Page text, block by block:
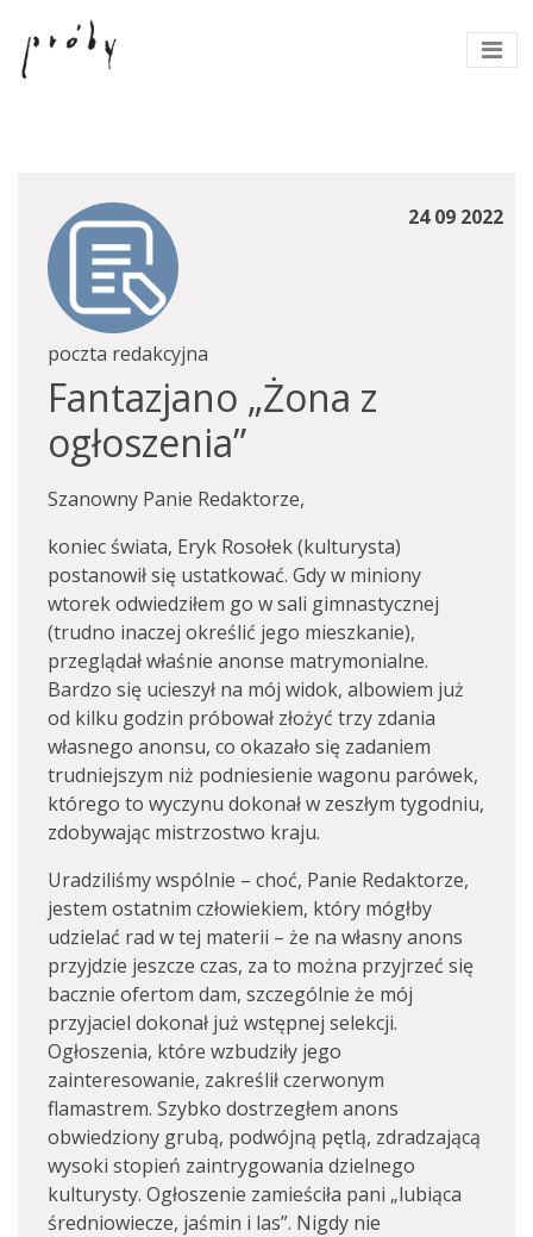
24 09 2022
poczta redakcyjna
Fantazjano „Żona z
ogłoszenia”
Szanowny Panie Redaktorze,
koniec świata, Eryk Rosołek (kulturysta)
postanowił się ustatkować. Gdy w miniony
wtorek odwiedziłem go w sali gimnastycznej
(trudno inaczej określić jego mieszkanie),
przeglądał właśnie anonse matrymonialne.
Bardzo się ucieszył na mój widok, albowiem już
od kilku godzin próbował złożyć trzy zdania
własnego anonsu, co okazało się zadaniem
trudniejszym niż podniesienie wagonu parówek,
którego to wyczynu dokonał w zeszłym tygodniu,
zdobywając mistrzostwo kraju.
Uradziliśmy wspólnie – choć, Panie Redaktorze,
jestem ostatnim człowiekiem, który mógłby
udzielać rad w tej materii – że na własny anons
przyjdzie jeszcze czas, za to można przyjrzeć się
bacznie ofertom dam, szczególnie że mój
przyjaciel dokonał już wstępnej selekcji.
Ogłoszenia, które wzbudziły jego
zainteresowanie, zakreślił czerwonym
flamastrem. Szybko dostrzegłem anons
obwiedziony grubą, podwójną pętlą, zdradzającą
wysoki stopień zaintrygowania dzielnego
kulturysty. Ogłoszenie zamieściła pani „lubiąca
średniowiecze, jaśmin i las”. Nigdy nie